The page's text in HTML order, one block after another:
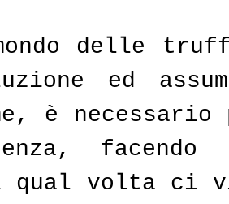
delle
ed
è
qual volta ci